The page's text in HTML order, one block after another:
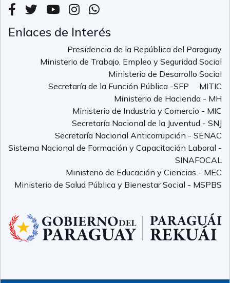
Enlaces de Interés
Presidencia de la República del Paraguay
Ministerio de Trabajo, Empleo y Seguridad Social
Ministerio de Desarrollo Social
Secretaría de la Función Pública -SFP
MITIC
Ministerio de Hacienda - MH
Ministerio de Industria y Comercio - MIC
Secretaría Nacional de la Juventud - SNJ
Secretaría Nacional Anticorrupción - SENAC
Sistema Nacional de Formación y Capacitación Laboral -
SINAFOCAL
Ministerio de Educación y Ciencias - MEC
Ministerio de Salud Pública y Bienestar Social - MSPBS